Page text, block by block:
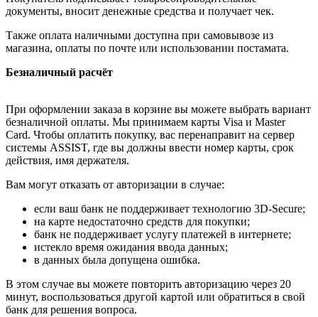
документы, вносит денежные средства и получает чек.
Также оплата наличными доступна при самовывозе из
магазина, оплаты по почте или использовании постамата.
Безналичный расчёт
При оформлении заказа в корзине вы можете выбрать вариант
безналичной оплаты. Мы принимаем карты Visa и Master
Card. Чтобы оплатить покупку, вас перенаправит на сервер
системы ASSIST, где вы должны ввести номер карты, срок
действия, имя держателя.
Вам могут отказать от авторизации в случае:
если ваш банк не поддерживает технологию 3D-Secure;
на карте недостаточно средств для покупки;
банк не поддерживает услугу платежей в интернете;
истекло время ожидания ввода данных;
в данных была допущена ошибка.
В этом случае вы можете повторить авторизацию через 20
минут, воспользоваться другой картой или обратиться в свой
банк для решения вопроса.